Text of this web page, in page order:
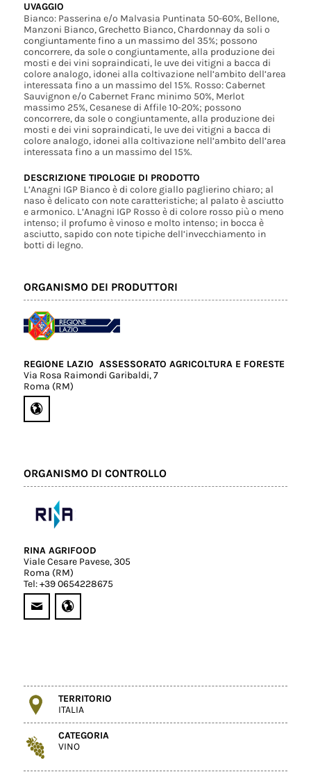
UVAGGIO
Bianco: Passerina e/o Malvasia Puntinata 50-60%, Bellone,
Manzoni Bianco, Grechetto Bianco, Chardonnay da soli o
congiuntamente fino a un massimo del 35%; possono
concorrere, da sole o congiuntamente, alla produzione dei
mosti e dei vini sopraindicati, le uve dei vitigni a bacca di
colore analogo, idonei alla coltivazione nell’ambito dell’area
interessata fino a un massimo del 15%. Rosso: Cabernet
Sauvignon e/o Cabernet Franc minimo 50%, Merlot
massimo 25%, Cesanese di Affile 10-20%; possono
concorrere, da sole o congiuntamente, alla produzione dei
mosti e dei vini sopraindicati, le uve dei vitigni a bacca di
colore analogo, idonei alla coltivazione nell’ambito dell’area
interessata fino a un massimo del 15%.
DESCRIZIONE TIPOLOGIE DI PRODOTTO
L’Anagni IGP Bianco è di colore giallo paglierino chiaro; al
naso è delicato con note caratteristiche; al palato è asciutto
e armonico. L’Anagni IGP Rosso è di colore rosso più o meno
intenso; il profumo è vinoso e molto intenso; in bocca è
asciutto, sapido con note tipiche dell’invecchiamento in
botti di legno.
ORGANISMO DEI PRODUTTORI
REGIONE LAZIO  ASSESSORATO AGRICOLTURA E FORESTE
Via Rosa Raimondi Garibaldi, 7
Roma (RM)
ORGANISMO DI CONTROLLO
RINA AGRIFOOD
Viale Cesare Pavese, 305
Roma (RM)
Tel: +39 0654228675
TERRITORIO
ITALIA
CATEGORIA
VINO